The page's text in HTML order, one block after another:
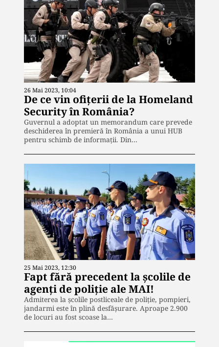
26 Mai 2023, 10:04
De ce vin ofițerii de la Homeland
Security în România?
Guvernul a adoptat un memorandum care prevede
deschiderea în premieră în România a unui HUB
pentru schimb de informații. Din…
25 Mai 2023, 12:30
Fapt fără precedent la școlile de
agenți de poliție ale MAI!
Admiterea la școlile postliceale de poliție, pompieri,
jandarmi este în plină desfășurare. Aproape 2.900
de locuri au fost scoase la…